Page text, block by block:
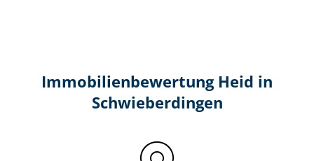
Immobilien­bewertung Heid in
Schwieberdingen